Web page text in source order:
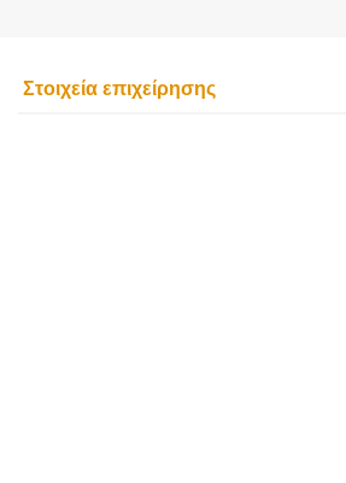
Στοιχεία επιχείρησης